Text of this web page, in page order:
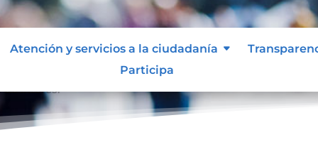
Atención y servicios a la ciudadanía
Participa
interés.